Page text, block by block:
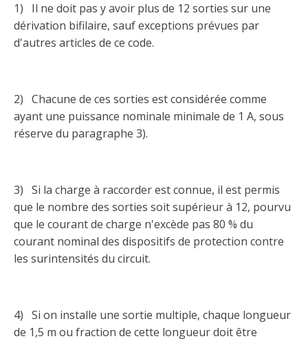
Attention : Licence obligatoire
Outils pratiques
Déposer une plainte
Outils pour votre sécurité électrique
Inspection des travaux électriques
Travaux bénévoles d'électricité
Identification des véhicules et des documents
Tarifs et contre-tarifs douaniers
Outils et calculateurs
Qui fait quoi?
Ressources informationnelles
Formulaires, guides et autres documents
informatifs
Service Démarrer une entreprise
Ce
lien
s’ouvrira
dans
une
Rapports annuels de la CMEQ
Annonces et publications
Actualités
Événements
Mars, mois de la formation
Logos formation continue
Formations continue obligatoire
Obligation de formation des répondants
Vidéos sur la formation continue obligatoire (FCO)
Foire aux questions obligation de formation des
répondants
Dispensateurs de formations
1) Il ne doit pas y avoir plus de 12 sorties sur une
dérivation bifilaire, sauf exceptions prévues par
d'autres articles de ce code.
2) Chacune de ces sorties est considérée comme
ayant une puissance nominale minimale de 1 A, sous
réserve du paragraphe 3).
3) Si la charge à raccorder est connue, il est permis
que le nombre des sorties soit supérieur à 12, pourvu
que le courant de charge n'excède pas 80 % du
courant nominal des dispositifs de protection contre
les surintensités du circuit.
4) Si on installe une sortie multiple, chaque longueur
de 1,5 m ou fraction de cette longueur doit être